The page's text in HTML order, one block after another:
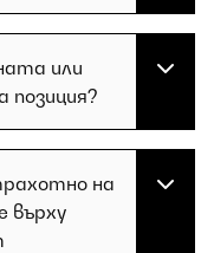
или
позиция?
на
върху